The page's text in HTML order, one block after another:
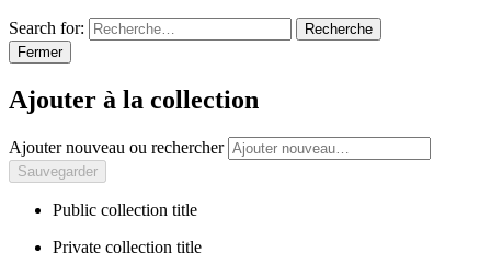
Search for:
Recherche
Fermer
Ajouter à la collection
Ajouter nouveau ou rechercher
Public collection title
Private collection title